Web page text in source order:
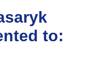
to: